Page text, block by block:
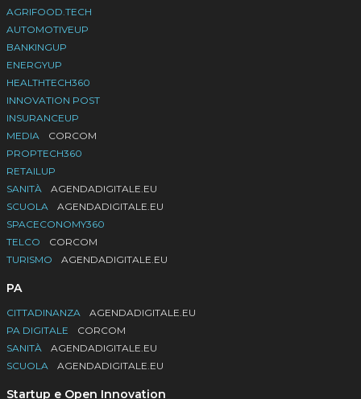
AGRIFOOD.TECH
AUTOMOTIVEUP
BANKINGUP
ENERGYUP
HEALTHTECH360
INNOVATION POST
INSURANCEUP
MEDIA
CORCOM
PROPTECH360
RETAILUP
SANITÀ
AGENDADIGITALE.EU
SCUOLA
AGENDADIGITALE.EU
SPACECONOMY360
TELCO
CORCOM
TURISMO
AGENDADIGITALE.EU
PA
CITTADINANZA
AGENDADIGITALE.EU
PA DIGITALE
CORCOM
SANITÀ
AGENDADIGITALE.EU
SCUOLA
AGENDADIGITALE.EU
Startup e Open Innovation